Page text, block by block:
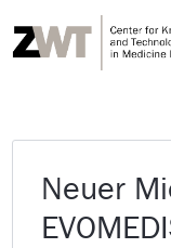
Neuer